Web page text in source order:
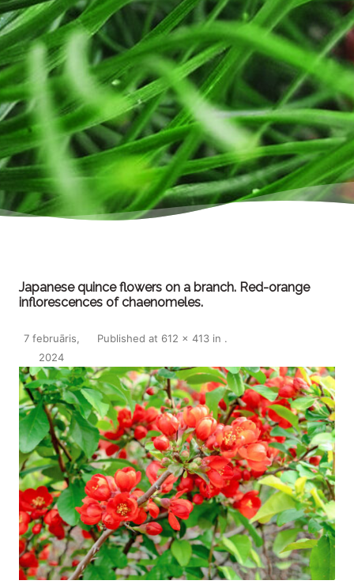
Japanese quince flowers on a branch. Red-orange
inflorescences of chaenomeles.
Published
7 februāris,
2024
at 612 × 413 in .